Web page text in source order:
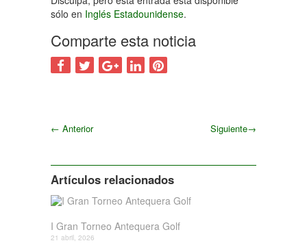
sólo en Inglés Estadounidense.
Comparte esta noticia
← Anterior Siguiente→
Artículos relacionados
I Gran Torneo Antequera Golf
21 abril, 2026